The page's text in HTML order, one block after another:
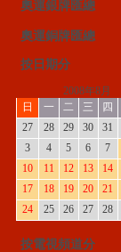
奧運銀牌匯總
奧運銅牌匯總
按日期分
2008年8月
日
一 二 三 四
27
28 29 30 31
3
4 5 6 7
10
11 12 13 14
17
18 19 20 21
24
25 26 27 28
按電視頻道分